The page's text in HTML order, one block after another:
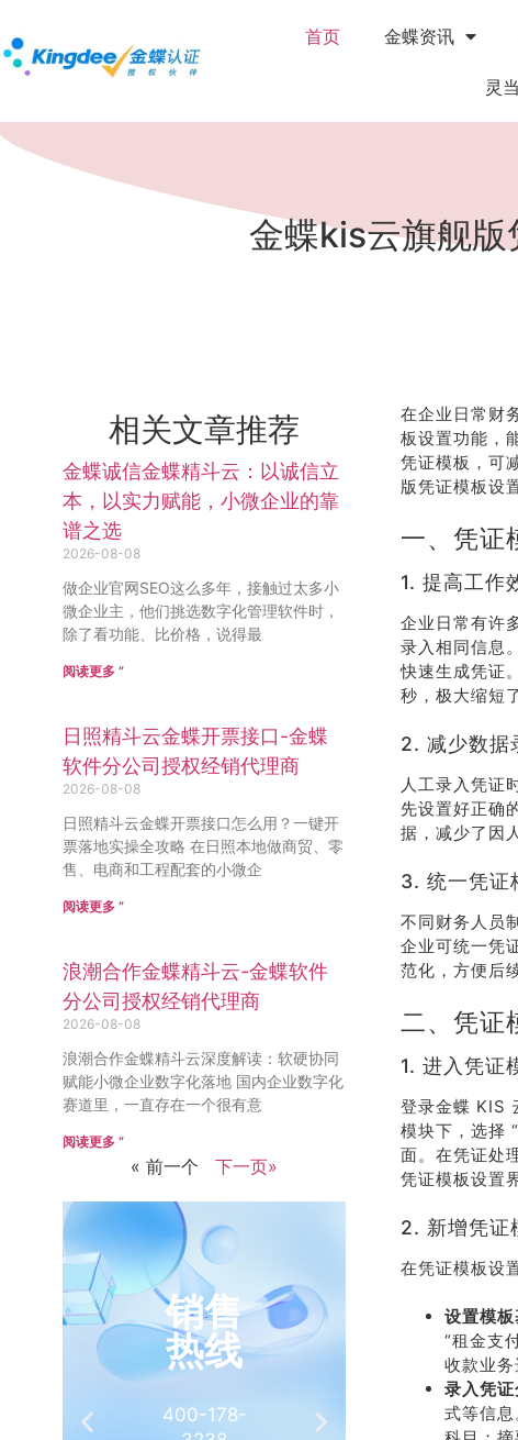
首页 金蝶资讯
灵
金蝶kis云旗舰
相关文章推荐
金蝶诚信金蝶精斗云：以诚信立
本，以实力赋能，小微企业的靠
谱之选
2026-08-08
做企业官网SEO这么多年，接触过太多小
微企业主，他们挑选数字化管理软件时，
除了看功能、比价格，说得最
阅读更多 ”
日照精斗云金蝶开票接口-金蝶
软件分公司授权经销代理商
2026-08-08
日照精斗云金蝶开票接口怎么用？一键开
票落地实操全攻略 在日照本地做商贸、零
售、电商和工程配套的小微企
阅读更多 ”
浪潮合作金蝶精斗云-金蝶软件
分公司授权经销代理商
2026-08-08
浪潮合作金蝶精斗云深度解读：软硬协同
赋能小微企业数字化落地 国内企业数字化
赛道里，一直存在一个很有意
阅读更多 ”
« 前一个 下一页»
销售
热线
400-178-
推
有
介绍客户
在企业日常财
板设置功能，
凭证模板，可
版凭证模板设
一、凭证
1. 提高工作
企业日常有许
录入相同信息
快速生成凭证
秒，极大缩短
2. 减少数据
人工录入凭证
先设置好正确
据，减少了因
3. 统一凭证
不同财务人员
企业可统一凭
范化，方便后
二、凭证
1. 进入凭证
登录金蝶 KIS
模块下，选择
面。在凭证处
凭证模板设置
2. 新增凭证
在凭证模板设
设置模
“租金支
收款业务
录入凭
式等信